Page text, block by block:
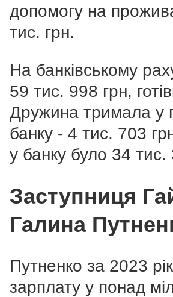
допомогу на
тис. грн.
На банківському
59 тис. 998 грн,
Дружина тримала у
банку - 4 тис. 703
у банку було 34 тис.
Заступниця
Галина
Путненко за 2023
зарплату у понад